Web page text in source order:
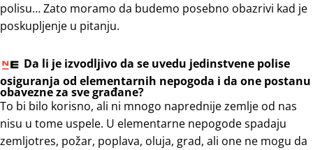
polisu… Zato moramo da budemo posebno obazrivi kad je
poskupljenje u pitanju.
Da li je izvodljivo da se uvedu jedinstvene polise
osiguranja od elementarnih nepogoda i da one postanu
obavezne za sve građane?
To bi bilo korisno, ali ni mnogo naprednije zemlje od nas
nisu u tome uspele. U elementarne nepogode spadaju
zemljotres, požar, poplava, oluja, grad, ali one ne mogu da